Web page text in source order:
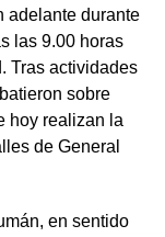
adelante durante
las 9.00 horas
Tras actividades
sobre
hoy realizan la
de General
en sentido